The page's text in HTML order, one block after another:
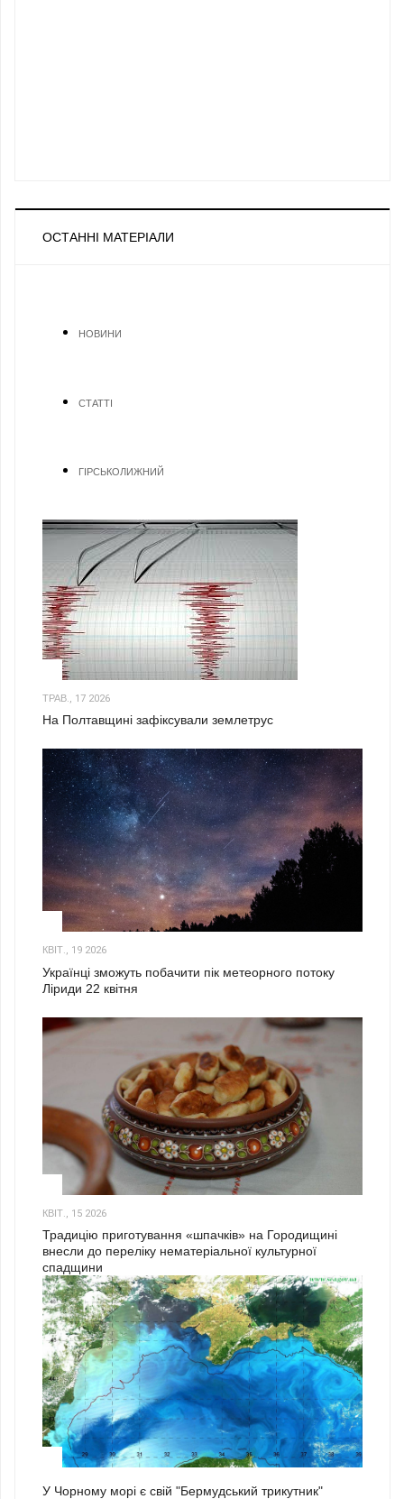
ОСТАННІ МАТЕРІАЛИ
НОВИНИ
СТАТТІ
ГІРСЬКОЛИЖНИЙ
ТРАВ., 17 2026
На Полтавщині зафіксували землетрус
КВІТ., 19 2026
Українці зможуть побачити пік метеорного потоку
Ліриди 22 квітня
КВІТ., 15 2026
Традицію приготування «шпачків» на Городищині
внесли до переліку нематеріальної культурної
спадщини
У Чорному морі є свій "Бермудський трикутник"